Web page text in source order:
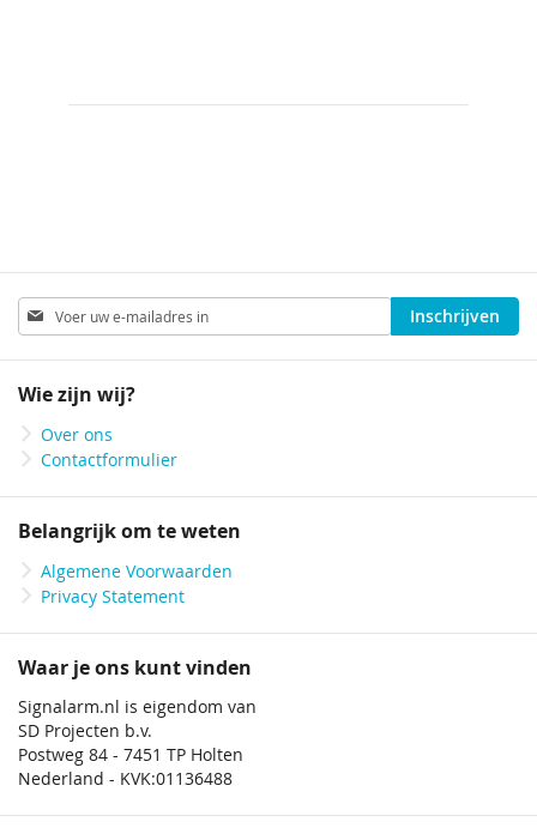
Abonneer
u
op
nieuwsbrief
Inschrijven
Wie zijn wij?
Over ons
Contactformulier
Belangrijk om te weten
Algemene Voorwaarden
Privacy Statement
Waar je ons kunt vinden
Signalarm.nl is eigendom van
SD Projecten b.v.
Postweg 84 - 7451 TP Holten
Nederland - KVK:01136488